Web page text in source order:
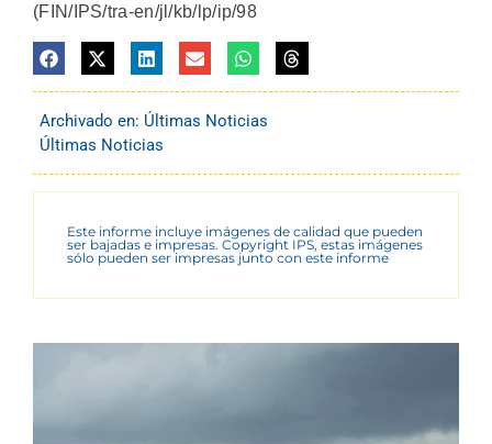
(FIN/IPS/tra-en/jl/kb/lp/ip/98
Archivado en: Últimas Noticias
Últimas Noticias
Este informe incluye imágenes de calidad que pueden
ser bajadas e impresas. Copyright IPS, estas imágenes
sólo pueden ser impresas junto con este informe